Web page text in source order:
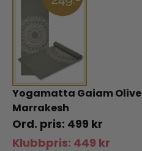
Yogamatta Gaiam Olive
Marrakesh
499 kr
Klubbpris: 449 kr